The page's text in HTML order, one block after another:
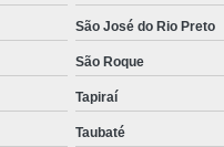
São José do Rio Preto
São Roque
Tapiraí
Taubaté